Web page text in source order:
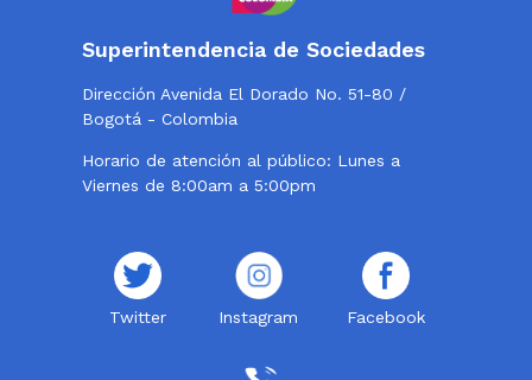
Superintendencia de Sociedades
Dirección Avenida El Dorado No. 51-80 /
Bogotá - Colombia
Horario de atención al público: Lunes a
Viernes de 8:00am a 5:00pm
Twitter Instagram Facebook